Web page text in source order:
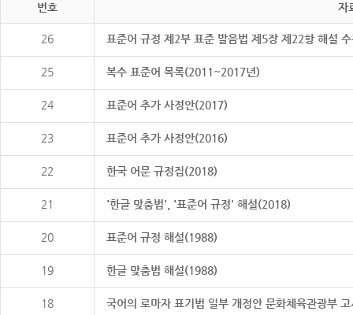
번호 자
26 표준어 규정 제2부 표준 발음법 제5장 제22항 해설
25 복수 표준어 목록(2011~2017년)
24 표준어 추가 사정안(2017)
23 표준어 추가 사정안(2016)
22 한국 어문 규정집(2018)
21 '한글 맞춤법', '표준어 규정' 해설(2018)
20 표준어 규정 해설(1988)
19 한글 맞춤법 해설(1988)
18 국어의 로마자 표기법 일부 개정안 문화체육관광부